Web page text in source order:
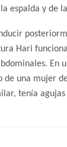
espalda y de
Hari
una mujer
tenía